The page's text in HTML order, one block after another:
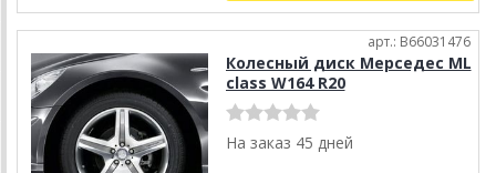
арт.: B66031476
Колесный диск Мерседес ML
class W164 R20
На заказ 45 дней